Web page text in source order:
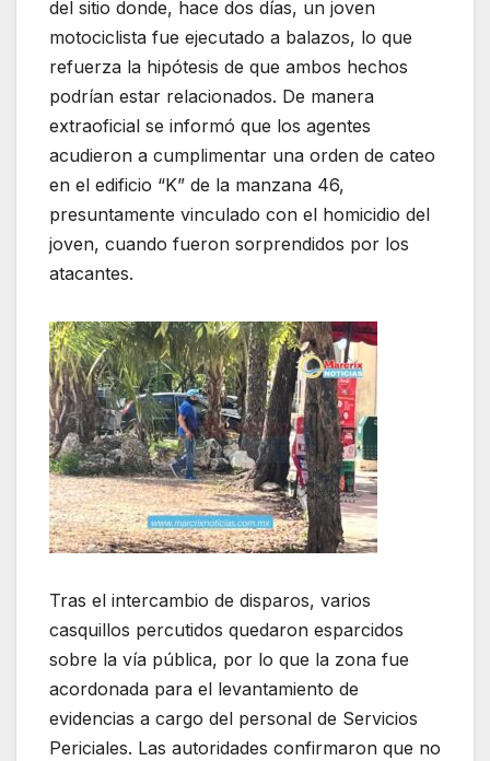
del sitio donde, hace dos días, un joven
motociclista fue ejecutado a balazos, lo que
refuerza la hipótesis de que ambos hechos
podrían estar relacionados. De manera
extraoficial se informó que los agentes
acudieron a cumplimentar una orden de cateo
en el edificio “K” de la manzana 46,
presuntamente vinculado con el homicidio del
joven, cuando fueron sorprendidos por los
atacantes.
Tras el intercambio de disparos, varios
casquillos percutidos quedaron esparcidos
sobre la vía pública, por lo que la zona fue
acordonada para el levantamiento de
evidencias a cargo del personal de Servicios
Periciales. Las autoridades confirmaron que no